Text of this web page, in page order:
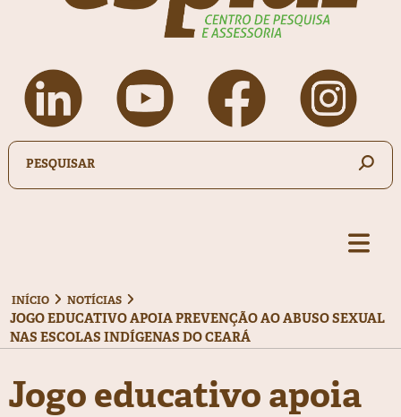
INÍCIO NOTÍCIAS
JOGO EDUCATIVO APOIA PREVENÇÃO AO ABUSO SEXUAL
NAS ESCOLAS INDÍGENAS DO CEARÁ
Jogo educativo apoia